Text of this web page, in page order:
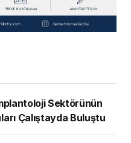
Sektörünün
Çalıştayda Buluştu